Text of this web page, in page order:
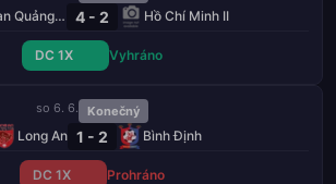
Than Quảng Ninh 4 - 2 Hồ Chí Minh II
DC 1X Vyhráno
so 6. 6. Konečný
Long An 1 - 2 Bình Định
DC 1X Prohráno